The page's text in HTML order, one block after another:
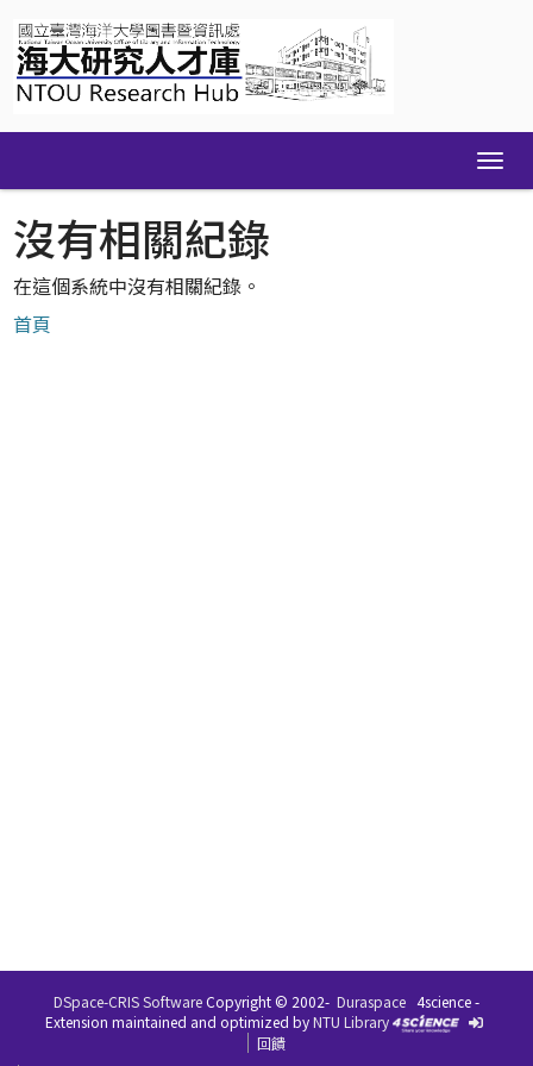
navigation
沒有相關紀錄
在這個系統中沒有相關紀錄。
首頁
DSpace-CRIS SoftwareCopyright © 2002- Duraspace 4science -
Extension maintained and optimized byNTU Library
回饋